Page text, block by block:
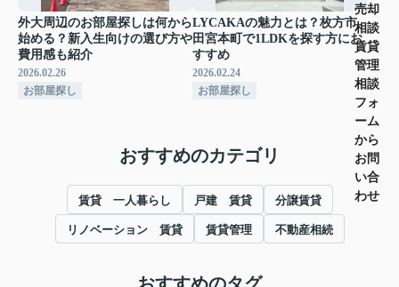
売却
相談
賃貸
管理
相談
フォ
ーム
から
お問
い合
わせ
外大周辺のお部屋探しは何から
始める？新入生向けの選び方や
費用感も紹介
2026.02.26
お部屋探し
LYCAKAの魅力とは？枚方市
田宮本町で1LDKを探す方にお
すすめ
2026.02.24
お部屋探し
おすすめのカテゴリ
賃貸 一人暮らし 戸建 賃貸 分譲賃貸
リノベーション 賃貸 賃貸管理 不動産相続